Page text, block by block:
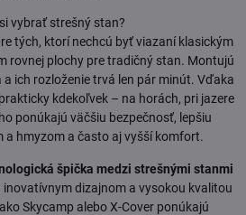
vybrať strešný stan?
tých, ktorí nechcú byť viazaní klasickým
rovnej plochy pre tradičný stan. Montujú
ich rozloženie trvá len pár minút. Vďaka
kdekoľvek – na horách, pri jazere
ponúkajú väčšiu bezpečnosť, lepšiu
a hmyzom a často aj vyšší komfort.
špička medzi strešnými stanmi
inovatívnym dizajnom a vysokou kvalitou
Skycamp alebo X-Cover ponúkajú